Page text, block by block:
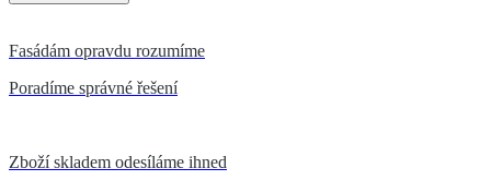
Fasádám opravdu rozumíme
Poradíme správné řešení
Zboží skladem odesíláme ihned